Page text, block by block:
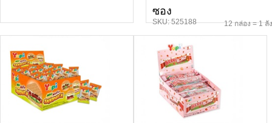
ซอง
SKU: 525188 12 กล่อง = 1 ลัง